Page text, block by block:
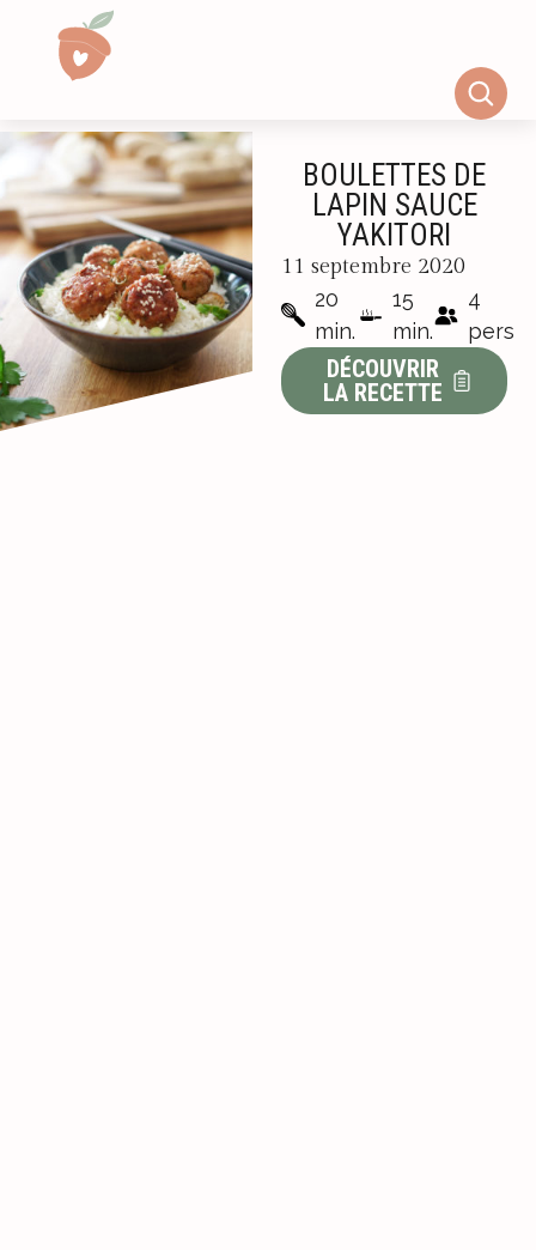
BOULETTES DE
LAPIN SAUCE
YAKITORI
11 septembre 2020
20
min.
15
min.
4
pers
DÉCOUVRIR
LA RECETTE